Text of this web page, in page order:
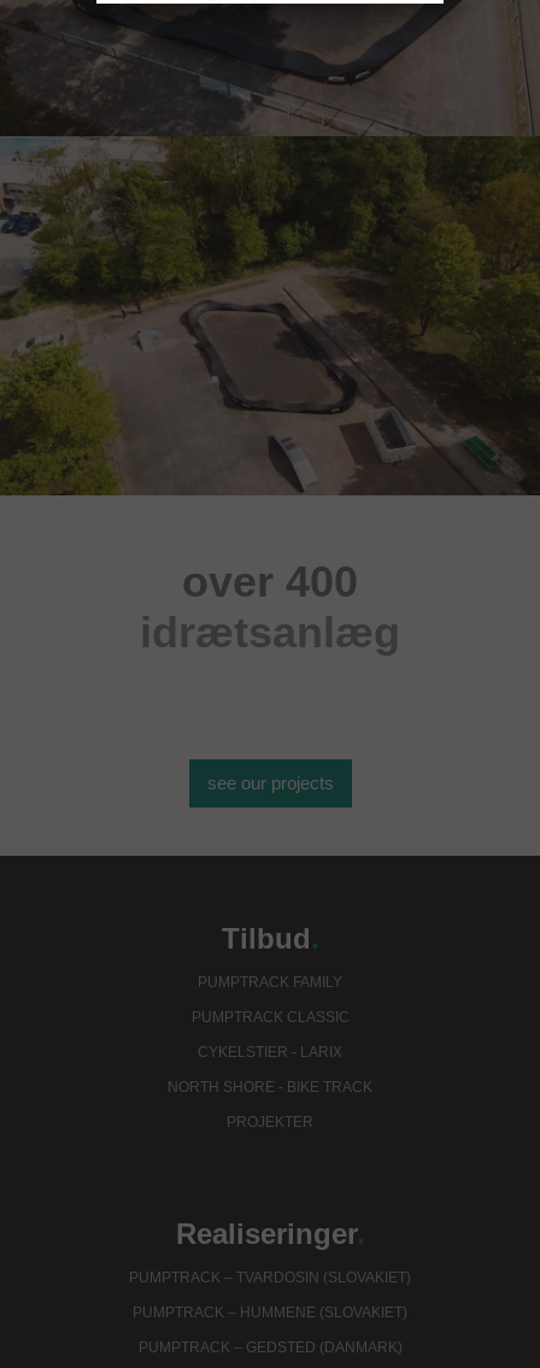
over 400
idrætsanlæg
see our projects
Tilbud.
PUMPTRACK FAMILY
PUMPTRACK CLASSIC
CYKELSTIER - LARIX
NORTH SHORE - BIKE TRACK
PROJEKTER
Realiseringer.
PUMPTRACK – TVARDOSIN (SLOVAKIET)
PUMPTRACK – HUMMENE (SLOVAKIET)
PUMPTRACK – GEDSTED (DANMARK)